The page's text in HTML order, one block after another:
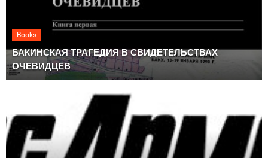
Books
БАКИНСКАЯ ТРАГЕДИЯ В СВИДЕТЕЛЬСТВАХ
ОЧЕВИДЦЕВ